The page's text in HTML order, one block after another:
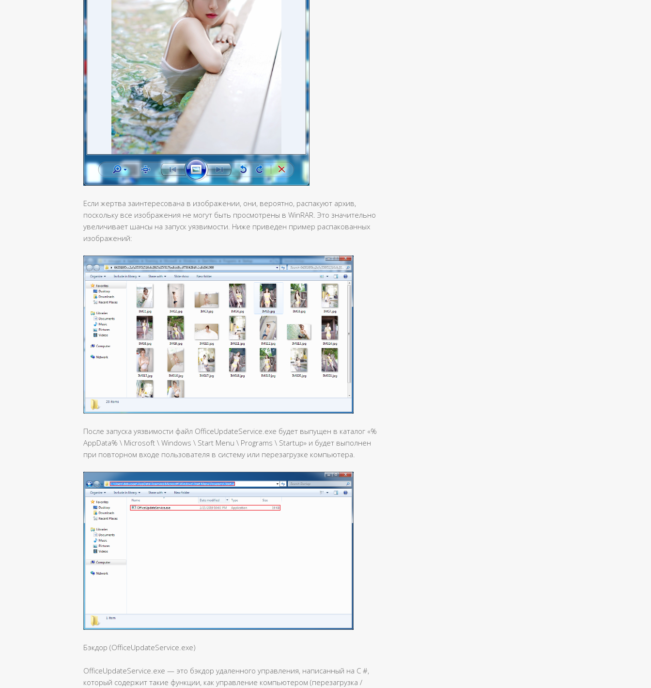
Если жертва заинтересована в изображении, они, вероятно, распакуют архив,
поскольку все изображения не могут быть просмотрены в WinRAR. Это значительно
увеличивает шансы на запуск уязвимости. Ниже приведен пример распакованных
изображений:
После запуска уязвимости файл OfficeUpdateService.exe будет выпущен в каталог «%
AppData% \ Microsoft \ Windows \ Start Menu \ Programs \ Startup» и будет выполнен
при повторном входе пользователя в систему или перезагрузке компьютера.
Бэкдор (OfficeUpdateService.exe)
OfficeUpdateService.exe — это бэкдор удаленного управления, написанный на C #,
который содержит такие функции, как управление компьютером (перезагрузка /